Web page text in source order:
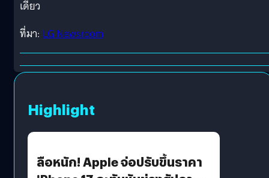
เดียว
ที่มา: LG Newsroom
Highlight
ลือหนัก! Apple จ่อปรับขึ้นราคา